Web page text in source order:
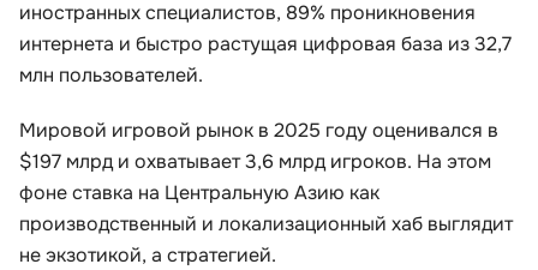
иностранных специалистов, 89% проникновения
интернета и быстро растущая цифровая база из 32,7
млн пользователей.
Мировой игровой рынок в 2025 году оценивался в
$197 млрд и охватывает 3,6 млрд игроков. На этом
фоне ставка на Центральную Азию как
производственный и локализационный хаб выглядит
не экзотикой, а стратегией.